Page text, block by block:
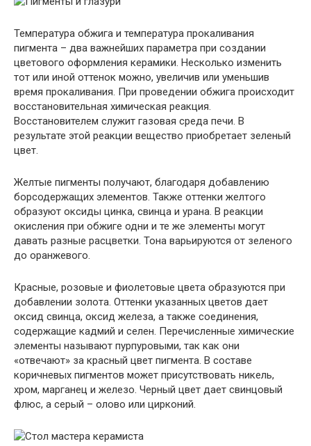
Температура обжига и температура прокаливания
пигмента – два важнейших параметра при создании
цветового оформления керамики. Несколько изменить
тот или иной оттенок можно, увеличив или уменьшив
время прокаливания. При проведении обжига происходит
восстановительная химическая реакция.
Восстановителем служит газовая среда печи. В
результате этой реакции вещество приобретает зеленый
цвет.
Желтые пигменты получают, благодаря добавлению
борсодержащих элементов. Также оттенки желтого
образуют оксиды цинка, свинца и урана. В реакции
окисления при обжиге одни и те же элементы могут
давать разные расцветки. Тона варьируются от зеленого
до оранжевого.
Красные, розовые и фиолетовые цвета образуются при
добавлении золота. Оттенки указанных цветов дает
оксид свинца, оксид железа, а также соединения,
содержащие кадмий и селен. Перечисленные химические
элементы называют пурпуровыми, так как они
«отвечают» за красный цвет пигмента. В составе
коричневых пигментов может присутствовать никель,
хром, марганец и железо. Черный цвет дает свинцовый
флюс, а серый – олово или цирконий.